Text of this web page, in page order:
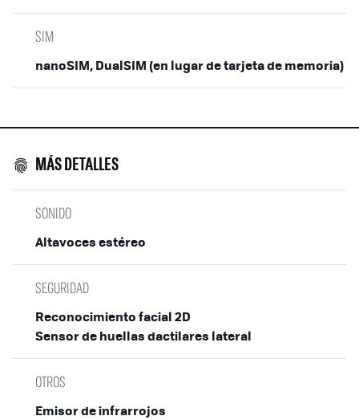
SIM
nanoSIM, DualSIM (en lugar de tarjeta de memoria)
MÁS DETALLES
SONIDO
Altavoces estéreo
SEGURIDAD
Reconocimiento facial 2D
Sensor de huellas dactilares lateral
OTROS
Emisor de infrarrojos